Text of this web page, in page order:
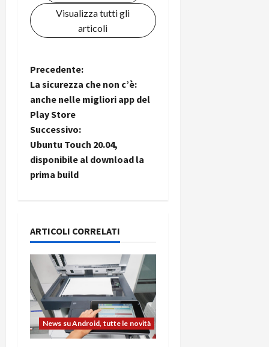
Visualizza tutti gli
articoli
N
a
v
i
g
z
i
o
n
e
Precedente:
La sicurezza che non c’è:
anche nelle migliori app del
Play Store
Successivo:
Ubuntu Touch 20.04,
disponibile al download la
prima build
ARTICOLI CORRELATI
News su Android, tutte le novità